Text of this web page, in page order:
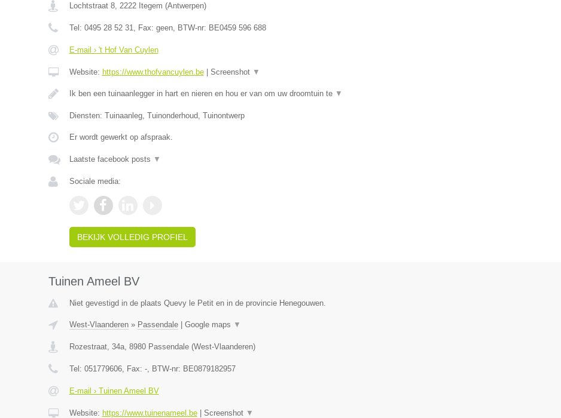
Lochtstraat 8, 2222 Itegem (Antwerpen)
Tel: 0495 28 52 31, Fax: geen, BTW-nr: BE0459 596 688
E-mail › 't Hof Van Cuylen
Website: https://www.thofvancuylen.be| Screenshot ▼
Ik ben een tuinaanlegger in hart en nieren en hou er van om uw droomtuin te ▼
Diensten: Tuinaanleg, Tuinonderhoud, Tuinontwerp
Er wordt gewerkt op afspraak.
Laatste facebook posts ▼
Sociale media:
BEKIJK VOLLEDIG PROFIEL
Tuinen Ameel BV
Niet gevestigd in de plaats Quevy le Petit en in de provincie Henegouwen.
West-Vlaanderen» Passendale| Google maps ▼
Rozestraat, 34a, 8980 Passendale(West-Vlaanderen)
Tel: 051779606, Fax: -, BTW-nr: BE0879182957
E-mail › Tuinen Ameel BV
Website: https://www.tuinenameel.be| Screenshot ▼